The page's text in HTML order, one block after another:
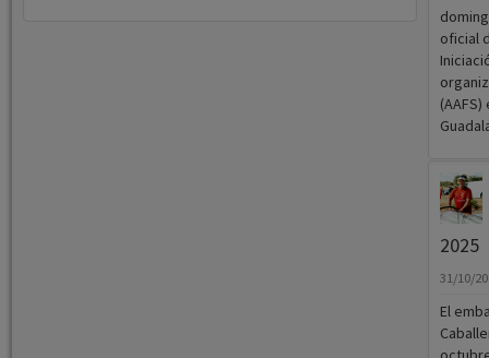
oficial
2025
31/10/
El